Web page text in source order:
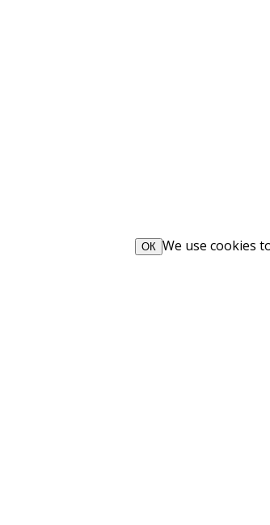
We use cookies
ОК